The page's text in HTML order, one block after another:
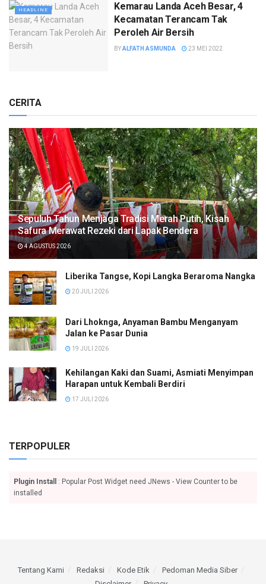
HEADLINE
Kemarau Landa Aceh Besar, 4
Kecamatan Terancam Tak
Peroleh Air Bersih
BYALFATH ASMUNDA 23 MEI 2022
CERITA
Sepuluh Tahun Menjaga Tradisi Merah Putih, Kisah
Safura Merawat Rezeki dari Lapak Bendera
4 AGUSTUS 2026
Liberika Tangse, Kopi Langka Beraroma Nangka
20 JULI 2026
Dari Lhoknga, Anyaman Bambu Menganyam
Jalan ke Pasar Dunia
19 JULI 2026
Kehilangan Kaki dan Suami, Asmiati Menyimpan
Harapan untuk Kembali Berdiri
17 JULI 2026
TERPOPULER
Plugin Install
: Popular Post Widget need JNews - View Counter to be
installed
Tentang Kami Redaksi Kode Etik
Pedoman Media Siber